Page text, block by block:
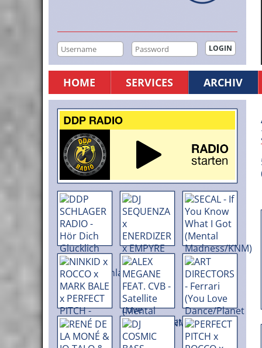
HOME SERVICES ARCHIV